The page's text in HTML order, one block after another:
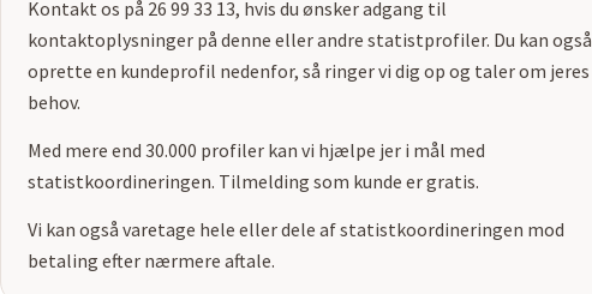
Kontakt os på 26 99 33 13, hvis du ønsker adgang til
kontaktoplysninger på denne eller andre statistprofiler. Du kan også
oprette en kundeprofil nedenfor, så ringer vi dig op og taler om jeres
behov.
Med mere end 30.000 profiler kan vi hjælpe jer i mål med
statistkoordineringen. Tilmelding som kunde er gratis.
Vi kan også varetage hele eller dele af statistkoordineringen mod
betaling efter nærmere aftale.